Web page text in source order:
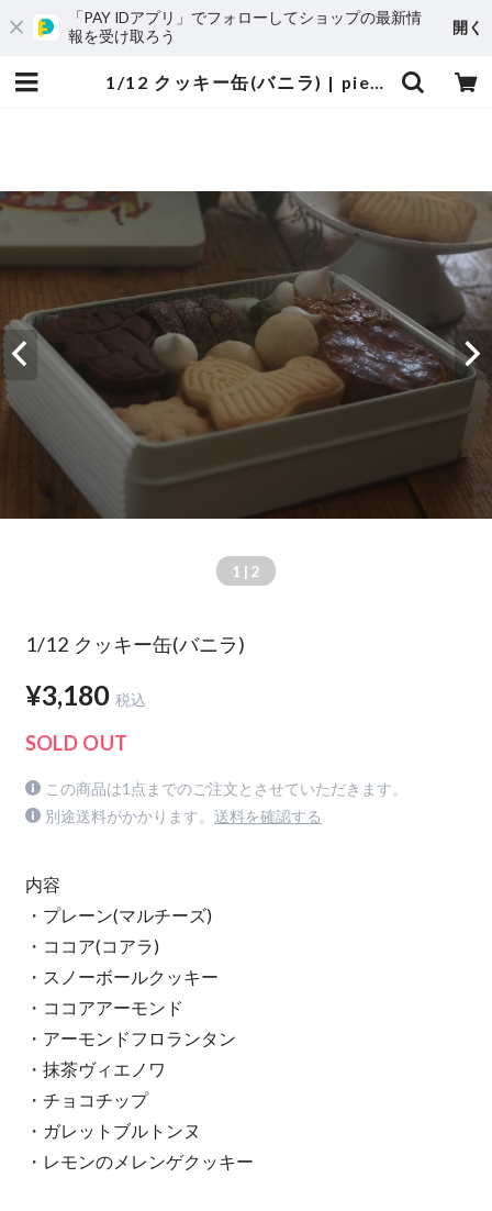
「PAY IDアプリ」でフォローしてショップの最新情
報を受け取ろう
開く
1/12 クッキー缶(バニラ) | pieces 焼き菓子とコーヒーのお店
1 | 2
1/12 クッキー缶(バニラ)
¥3,180 税込
SOLD OUT
この商品は1点までのご注文とさせていただきます。
別途送料がかかります。 送料を確認する
内容
・プレーン(マルチーズ)
・ココア(コアラ)
・スノーボールクッキー
・ココアアーモンド
・アーモンドフロランタン
・抹茶ヴィエノワ
・チョコチップ
・ガレットブルトンヌ
・レモンのメレンゲクッキー